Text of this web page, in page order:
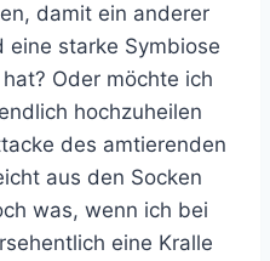
damit ein anderer
eine starke Symbiose
Oder möchte ich
hochzuheilen
des amtierenden
aus den Socken
was, wenn ich bei
eine Kralle